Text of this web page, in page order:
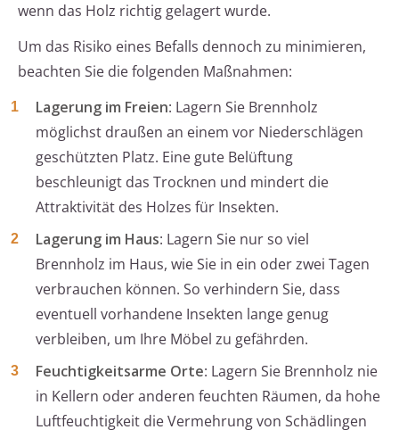
wenn das Holz richtig gelagert wurde.
Um das Risiko eines Befalls dennoch zu minimieren,
beachten Sie die folgenden Maßnahmen:
Lagerung im Freien: Lagern Sie Brennholz
möglichst draußen an einem vor Niederschlägen
geschützten Platz. Eine gute Belüftung
beschleunigt das Trocknen und mindert die
Attraktivität des Holzes für Insekten.
Lagerung im Haus: Lagern Sie nur so viel
Brennholz im Haus, wie Sie in ein oder zwei Tagen
verbrauchen können. So verhindern Sie, dass
eventuell vorhandene Insekten lange genug
verbleiben, um Ihre Möbel zu gefährden.
Feuchtigkeitsarme Orte: Lagern Sie Brennholz nie
in Kellern oder anderen feuchten Räumen, da hohe
Luftfeuchtigkeit die Vermehrung von Schädlingen